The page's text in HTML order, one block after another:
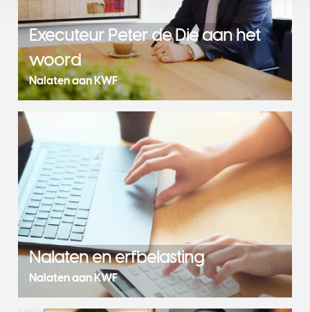
Executeur Peter de Die aan het
woord
Nalaten aan KWF
Nalaten en erfbelasting
Nalaten aan KWF